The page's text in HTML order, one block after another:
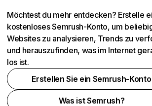
Möchtest du mehr entdecken? Erstelle
kostenloses Semrush-Konto, um
Websites zu analysieren, Trends zu
und herauszufinden, was im Internet
los ist.
Erstellen Sie ein Semrush-Konto
Was ist Semrush?